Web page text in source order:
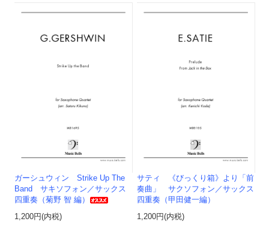
ガーシュウィン Strike Up The
Band サキソフォン／サックス
四重奏（菊野 智 編）
1,200円(内税)
サティ 《びっくり箱》より「前
奏曲」 サクソフォン／サックス
四重奏（甲田健一編）
1,200円(内税)